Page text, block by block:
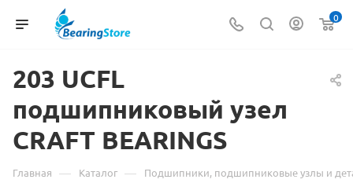
0
203 UCFL
подшипниковый узел
CRAFT Материал
о
BEARINGS
Главная — Каталог — Подшипники, подшипниковые узлы и